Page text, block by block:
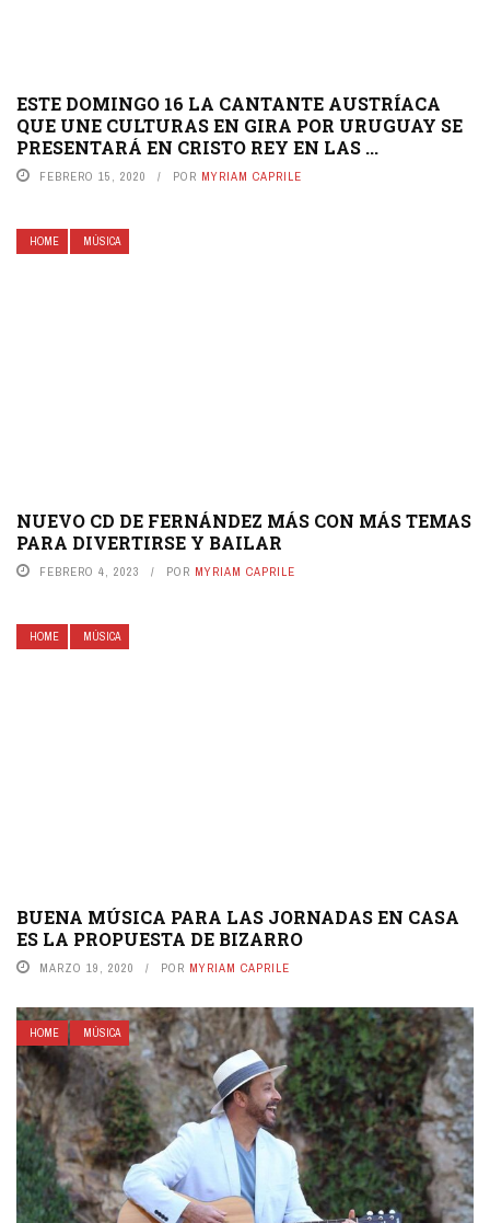
ESTE DOMINGO 16 LA CANTANTE AUSTRÍACA
QUE UNE CULTURAS EN GIRA POR URUGUAY SE
PRESENTARÁ EN CRISTO REY EN LAS ...
FEBRERO 15, 2020 POR MYRIAM CAPRILE
HOME MÚSICA
NUEVO CD DE FERNÁNDEZ MÁS CON MÁS TEMAS
PARA DIVERTIRSE Y BAILAR
FEBRERO 4, 2023 POR MYRIAM CAPRILE
HOME MÚSICA
BUENA MÚSICA PARA LAS JORNADAS EN CASA
ES LA PROPUESTA DE BIZARRO
MARZO 19, 2020 POR MYRIAM CAPRILE
HOME MÚSICA